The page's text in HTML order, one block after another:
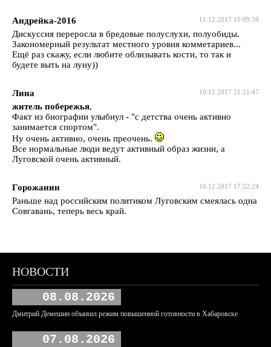
11.12.2017 10:09:59
Андрейка-2016
Дискуссия переросла в бредовые полуслухи, полуобиды.
Закономерный результат местного уровня комметариев...
Ещё раз скажу, если любите облизывать кости, то так и
будете выть на луну))
10.12.2017 21:21:47
Лина
житель побережья,
Факт из биографии улыбнул - "с детства очень активно
занимается спортом".
Ну очень активно, очень преочень.
Все нормальные люди ведут активный образ жизни, а
Луговской очень активный.
10.12.2017 17:52:24
Горожанин
Раньше над российским политиком Луговским смеялась одна
Совгавань, теперь весь край.
НОВОСТИ
08.08.2026
Дмитрий Демешин объявил режим повышенной готовности в Хабаровске
07.08.2026